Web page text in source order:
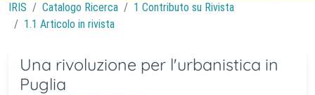
IRIS Catalogo Ricerca
1 Contributo su Rivista
1.1 Articolo in rivista
Una rivoluzione per l'urbanistica in
Puglia